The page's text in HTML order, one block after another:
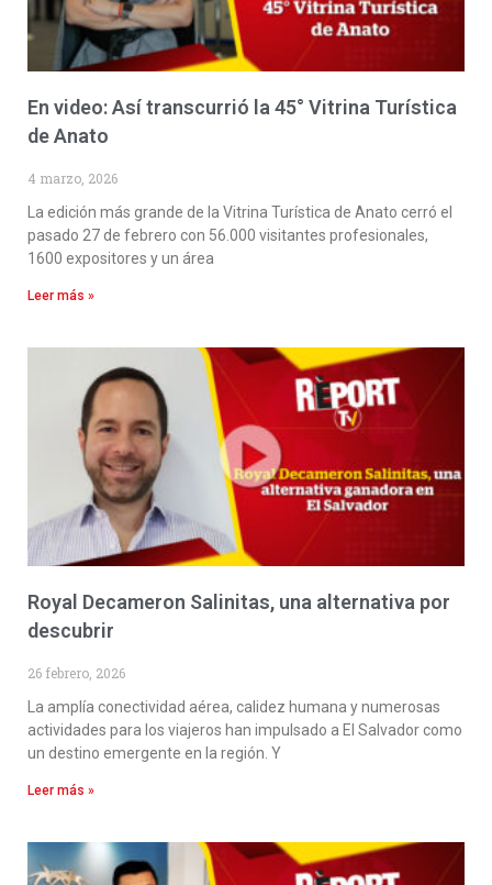
En video: Así transcurrió la 45° Vitrina Turística
de Anato
4 marzo, 2026
La edición más grande de la Vitrina Turística de Anato cerró el
pasado 27 de febrero con 56.000 visitantes profesionales,
1600 expositores y un área
Leer más »
Royal Decameron Salinitas, una alternativa por
descubrir
26 febrero, 2026
La amplía conectividad aérea, calidez humana y numerosas
actividades para los viajeros han impulsado a El Salvador como
un destino emergente en la región. Y
Leer más »